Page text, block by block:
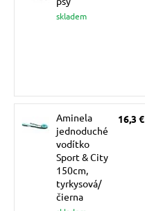
podložky
skladem
Aminela
jednoduché
vodítko
Sport & City
150cm,
tyrkysová/
čierna
16,3 €